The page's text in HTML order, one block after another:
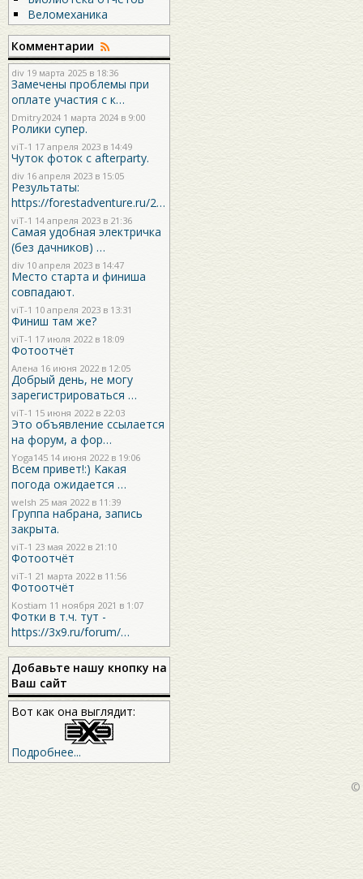
Веломеханика
Комментарии
div 19 марта 2025 в 18:36
Замечены проблемы при
оплате участия с к…
Dmitry2024 1 марта 2024 в 9:00
Ролики супер.
viT-1 17 апреля 2023 в 14:49
Чуток фоток с afterparty.
div 16 апреля 2023 в 15:05
Результаты:
https://forestadventure.ru/2…
viT-1 14 апреля 2023 в 21:36
Самая удобная электричка
(без дачников) …
div 10 апреля 2023 в 14:47
Место старта и финиша
совпадают.
viT-1 10 апреля 2023 в 13:31
Финиш там же?
viT-1 17 июля 2022 в 18:09
Фотоотчёт
Алена 16 июня 2022 в 12:05
Добрый день, не могу
зарегистрироваться …
viT-1 15 июня 2022 в 22:03
Это объявление ссылается
на форум, а фор…
Yoga145 14 июня 2022 в 19:06
Всем привет!:) Какая
погода ожидается …
welsh 25 мая 2022 в 11:39
Группа набрана, запись
закрыта.
viT-1 23 мая 2022 в 21:10
Фотоотчёт
viT-1 21 марта 2022 в 11:56
Фотоотчёт
Kostiam 11 ноября 2021 в 1:07
Фотки в т.ч. тут -
https://3x9.ru/forum/…
Добавьте нашу кнопку на
Ваш сайт
Вот как она выглядит:
Подробнее...
©